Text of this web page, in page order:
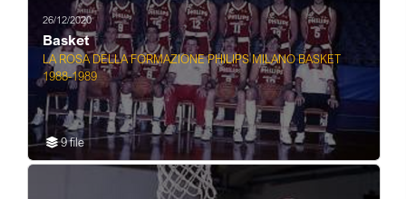
26/12/2020
Basket
LA ROSA DELLA FORMAZIONE PHILIPS MILANO BASKET
1988-1989
9 file